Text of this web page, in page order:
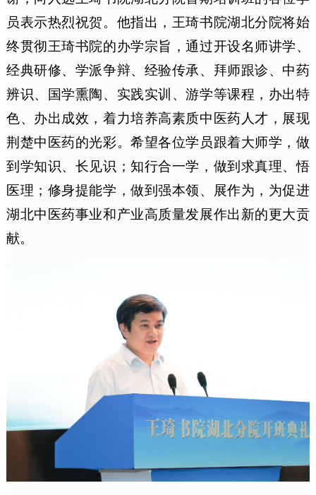
员表示热烈祝贺。他指出，王琦书院湖北分院将始
终贯彻王琦书院的办学宗旨，通过开设名师讲学、
经典研修、学派争辩、经验传承、拜师跟诊、中药
辨识、国学熏陶、实践实训、游学等课程，办出特
色、办出成效，着力培养高素质中医药人才，展现
荆楚中医药的光彩。希望各位学员跟着大师学，做
到学知识、长见识；知行合一学，做到求真理、悟
医理；修身提能学，做到强本领、展作为，为促进
湖北中医药事业和产业高质量发展作出新的更大贡
献。